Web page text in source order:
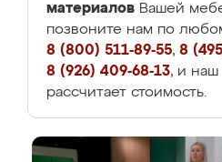
материалов Вашей
позвоните нам по
8 (800) 511-89-55, 8
8 (926) 409-68-13, и
рассчитает стоимость.